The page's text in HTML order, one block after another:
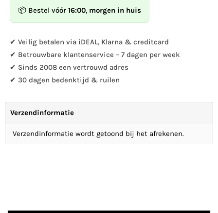
Design
-
pour
panier
suspendu
S
Design
-
pour
panier
suspendu
S
📦 Bestel vóór 16:00, morgen in huis
✔ Veilig betalen via iDEAL, Klarna & creditcard
✔ Betrouwbare klantenservice – 7 dagen per week
✔ Sinds 2008 een vertrouwd adres
✔ 30 dagen bedenktijd & ruilen
Verzendinformatie
Verzendinformatie wordt getoond bij het afrekenen.